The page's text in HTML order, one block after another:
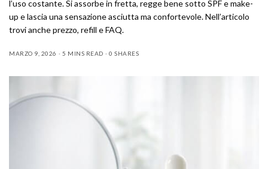
l’uso costante. Si assorbe in fretta, regge bene sotto SPF e make-
up e lascia una sensazione asciutta ma confortevole. Nell’articolo
trovi anche prezzo, refill e FAQ.
MARZO 9, 2026 5 MINS READ 0 SHARES